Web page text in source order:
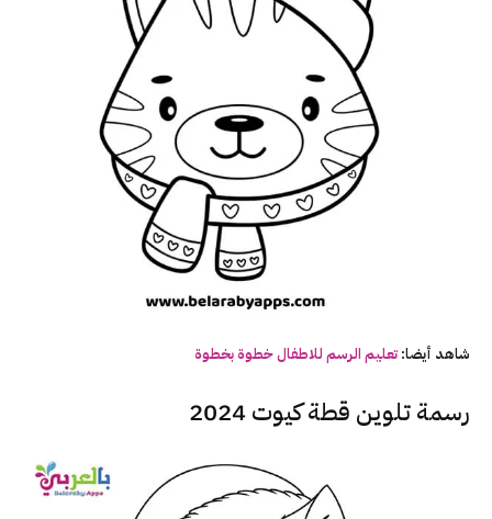
شاهد أيضا: تعليم الرسم للاطفال خطوة بخطوة
رسمة تلوين قطة كيوت 2024